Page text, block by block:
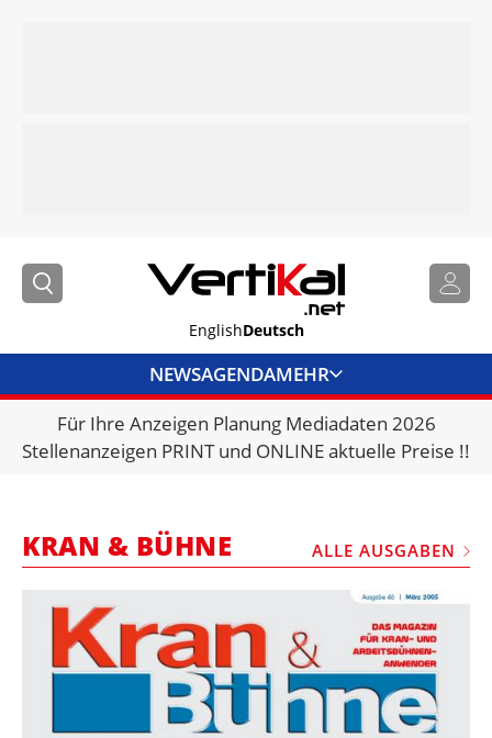
EnglishDeutsch
NEWSAGENDAMEHR
BRANCHENLINKS
VERMIETER
MARKTPLATZ
VIDEOS
BIBLIOTHEK
KRAN & BÜHNE
Für Ihre Anzeigen Planung Mediadaten 2026
Stellenanzeigen PRINT und ONLINE aktuelle Preise !!
KRAN & BÜHNE ALLE AUSGABEN